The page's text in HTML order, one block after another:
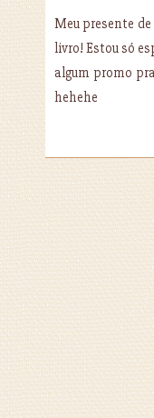
Meu presente
livro! Estou só
algum promo
hehehe